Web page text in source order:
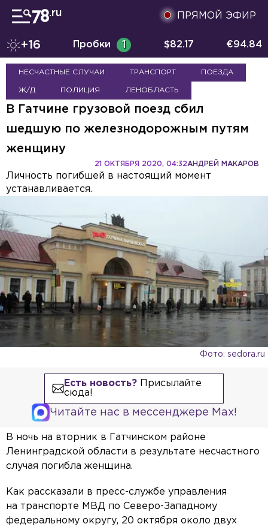
ПРЯМОЙ ЭФИР
+16 Пробки 1 $82.17 €94.84
НЕСЧАСТНЫЕ СЛУЧАИ ТРАНСПОРТ ПОЕЗДА
Ж/Д ПОЛИЦИЯ ЛЕНОБЛАСТЬ
В Гатчине грузовой поезд сбил
шедшую по железнодорожным путям
женщину
АНДРЕЙ МАКАРОВ
21 ОКТЯБРЯ 2020, 04:32
Личность погибшей в настоящий момент
устанавливается.
Фото: sedora.ru
Есть новость?Присылайте
сюда!
Читайте нас в мессенджере Max!
В ночь на вторник в Гатчинском районе
Ленинградской области в результате несчастного
случая погибла женщина.
Как рассказали в пресс-службе управления
на транспорте МВД по Северо-Западному
федеральному округу, 20 октября около двух